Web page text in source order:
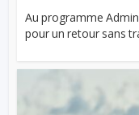
Au programme
pour un retour sans